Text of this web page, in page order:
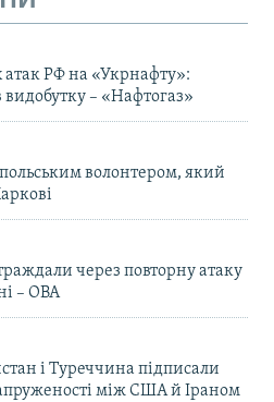
РФ на «Укрнафту»:
видобутку – «Нафтогаз»
волонтером, який
через повторну атаку
– ОВА
і Туреччина підписали
між США й Іраном